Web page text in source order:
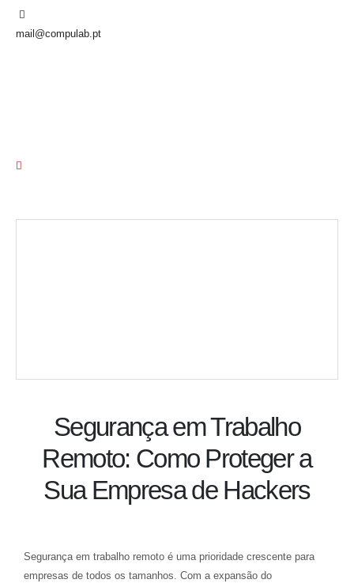
mail@compulab.pt
Segurança em Trabalho
Remoto: Como Proteger a
Sua Empresa de Hackers
Segurança em trabalho remoto é uma prioridade crescente para
empresas de todos os tamanhos. Com a expansão do